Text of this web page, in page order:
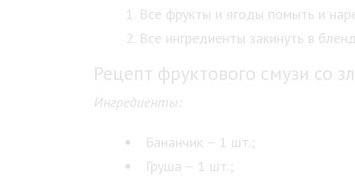
Все фрукты и ягоды помыть и
Все ингредиенты закинуть в
Рецепт фруктового смузи со
Ингредиенты:
Бананчик – 1 шт.;
Груша – 1 шт.;